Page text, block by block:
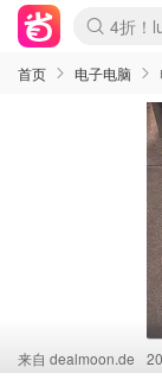
4折！
还没结
速领！
疑似
Coach
首页 电子电脑
来自 dealmoon.de